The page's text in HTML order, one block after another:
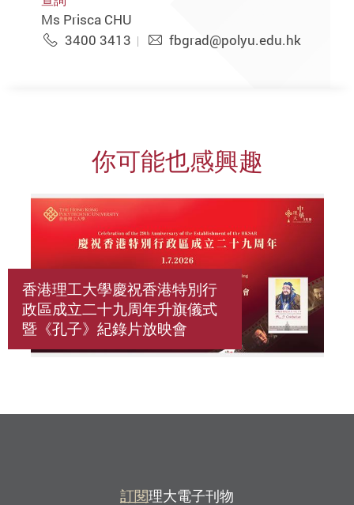
Ms Prisca CHU
3400 3413
fbgrad@polyu.edu.hk
你可能也感興趣
香港理工大學慶祝香港特別行
政區成立二十九周年升旗儀式
暨《孔子》紀錄片放映會
訂閱理大電子刊物